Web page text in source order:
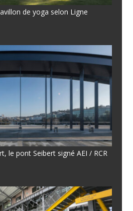
de yoga selon Ligne
le pont Seibert signé AEI / RCR